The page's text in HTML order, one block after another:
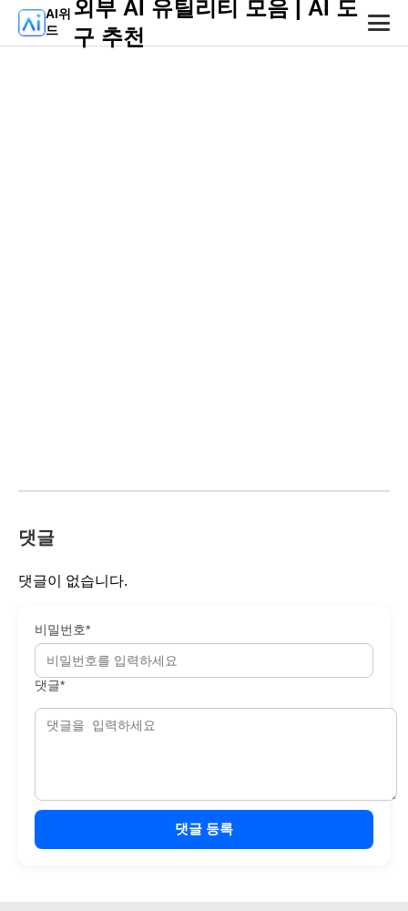
AI위
드
외부 AI 유틸리티 모음 | AI 도
구 추천
댓글
댓글이 없습니다.
비밀번호*
댓글*
댓글 등록